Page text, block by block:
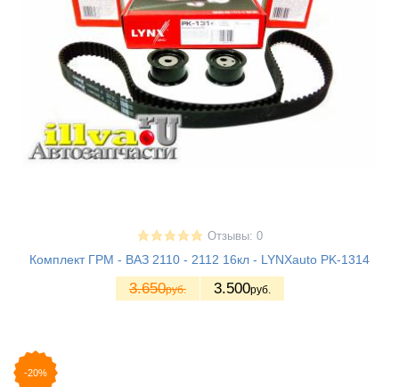
Отзывы: 0
Комплект ГРМ - ВАЗ 2110 - 2112 16кл - LYNXauto PK-1314
3.650руб. 3.500руб.
-20%